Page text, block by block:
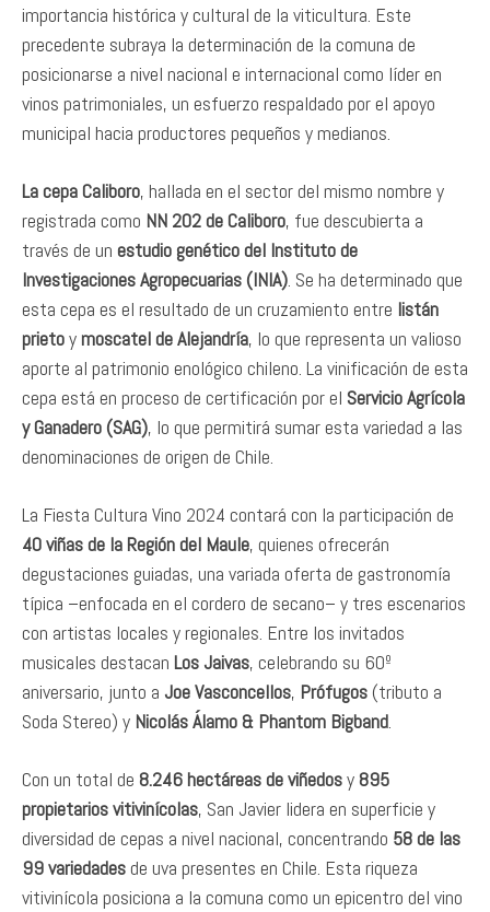
importancia histórica y cultural de la viticultura. Este
precedente subraya la determinación de la comuna de
posicionarse a nivel nacional e internacional como líder en
vinos patrimoniales, un esfuerzo respaldado por el apoyo
municipal hacia productores pequeños y medianos.
La cepa Caliboro, hallada en el sector del mismo nombre y
registrada como NN 202 de Caliboro, fue descubierta a
través de un estudio genético del Instituto de
Investigaciones Agropecuarias (INIA) . Se ha determinado que
esta cepa es el resultado de un cruzamiento entre listán
prietoymoscatel de Alejandría, lo que representa un valioso
aporte al patrimonio enológico chileno. La vinificación de esta
cepa está en proceso de certificación por el Servicio Agrícola
y Ganadero (SAG), lo que permitirá sumar esta variedad a las
denominaciones de origen de Chile.
La Fiesta Cultura Vino 2024 contará con la participación de
40 viñas de la Región del Maule, quienes ofrecerán
degustaciones guiadas, una variada oferta de gastronomía
típica –enfocada en el cordero de secano– y tres escenarios
con artistas locales y regionales. Entre los invitados
musicales destacan Los Jaivas, celebrando su 60º
aniversario, junto a Joe Vasconcellos, Prófugos (tributo a
Soda Stereo) y Nicolás Álamo & Phantom Bigband
Con un total de 8.246 hectáreas de viñedosy 895
propietarios vitivinícolas, San Javier lidera en superficie y
diversidad de cepas a nivel nacional, concentrando 58 de las
99 variedadesde uva presentes en Chile. Esta riqueza
vitivinícola posiciona a la comuna como un epicentro del vino